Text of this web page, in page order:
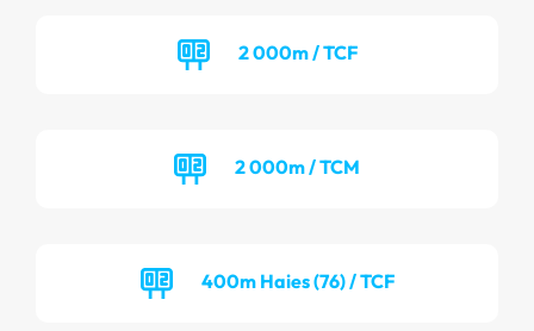
2 000m / TCF
2 000m / TCM
400m Haies (76) / TCF